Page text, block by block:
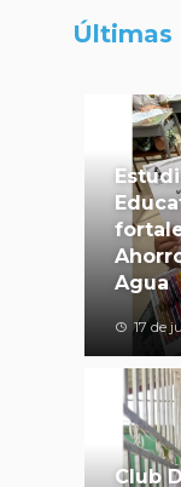
Últimas
Agua
17 de
Club